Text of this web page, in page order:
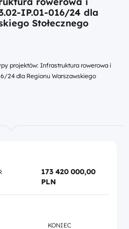
IP.01-016/24 dla
Stołecznego
projektów: Infrastruktura rowerowa i
24 dla Regionu Warszawskiego
173 420 000,00
PLN
KONIEC